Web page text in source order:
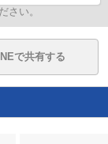
さい。
で共有する